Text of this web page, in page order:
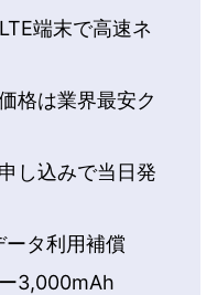
端末で高速ネ
格は業界最安ク
し込みで当日発
ータ利用補償
3,000mAh